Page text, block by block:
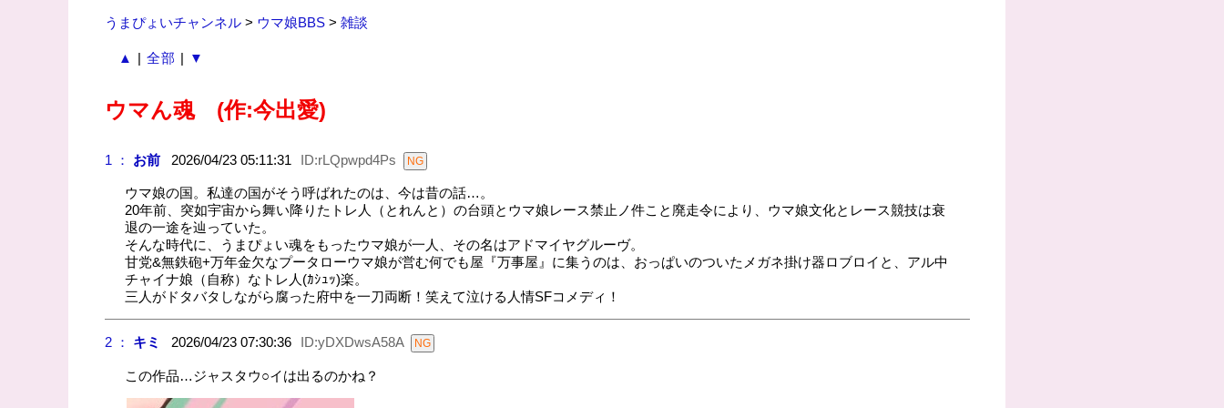
うまぴょいチャンネル> ウマ娘BBS> 雑談
▲ | 全部 | ▼
ウマん魂 (作:今出愛)
1 ： お前2026/04/23 05:11:31 ID:rLQpwpd4Ps
ウマ娘の国。私達の国がそう呼ばれたのは、今は昔の話…。
20年前、突如宇宙から舞い降りたトレ人（とれんと）の台頭とウマ娘レース禁止ノ件こと廃走令により、ウマ娘文化とレース競技は衰
退の一途を辿っていた。
そんな時代に、うまぴょい魂をもったウマ娘が一人、その名はアドマイヤグルーヴ。
甘党&無鉄砲+万年金欠なプータローウマ娘が営む何でも屋『万事屋』に集うのは、おっぱいのついたメガネ掛け器ロブロイと、アル中
チャイナ娘（自称）なトレ人(ｶｼｭｯ)楽。
三人がドタバタしながら腐った府中を一刀両断！笑えて泣ける人情SFコメディ！
2 ： キミ 2026/04/23 07:30:36 ID:yDXDwsA58A
この作品…ジャスタウ○イは出るのかね？